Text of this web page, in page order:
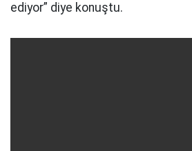
ediyor” diye konuştu.